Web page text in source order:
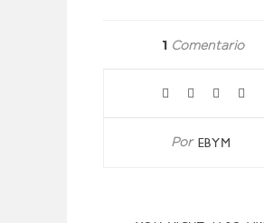
1 Comentario
Por EBYM